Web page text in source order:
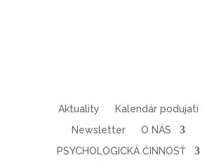
Aktuality
Kalendár podujatí
Newsletter
O NÁS
PSYCHOLOGICKÁ ČINNOSŤ